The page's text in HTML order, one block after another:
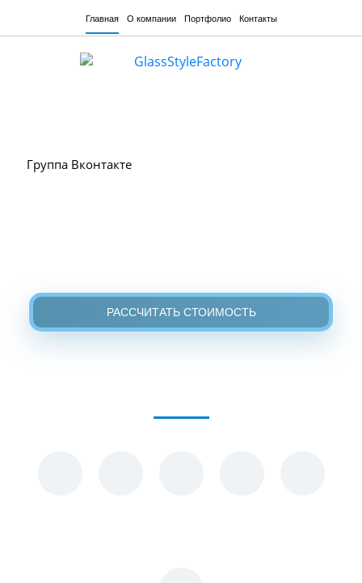
Главная О компании Портфолио Контакты
Группа Вконтакте
РАССЧИТАТЬ СТОИМОСТЬ